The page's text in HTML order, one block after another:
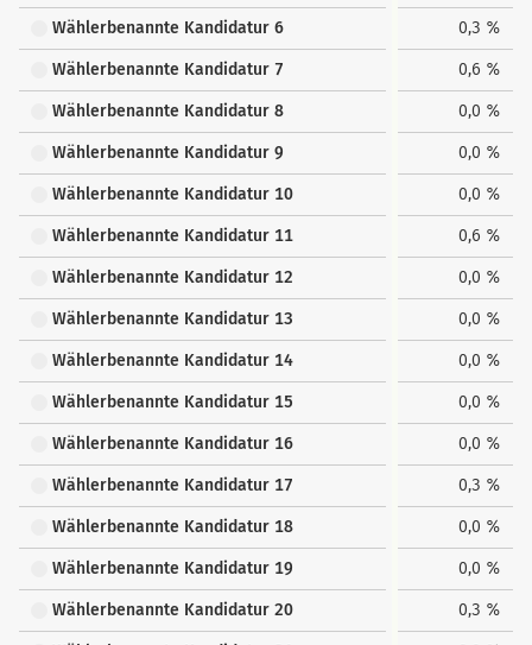
Wählerbenannte Kandidatur 6 0,3 %
Wählerbenannte Kandidatur 7 0,6 %
Wählerbenannte Kandidatur 8 0,0 %
Wählerbenannte Kandidatur 9 0,0 %
Wählerbenannte Kandidatur 10 0,0 %
Wählerbenannte Kandidatur 11 0,6 %
Wählerbenannte Kandidatur 12 0,0 %
Wählerbenannte Kandidatur 13 0,0 %
Wählerbenannte Kandidatur 14 0,0 %
Wählerbenannte Kandidatur 15 0,0 %
Wählerbenannte Kandidatur 16 0,0 %
Wählerbenannte Kandidatur 17 0,3 %
Wählerbenannte Kandidatur 18 0,0 %
Wählerbenannte Kandidatur 19 0,0 %
Wählerbenannte Kandidatur 20 0,3 %